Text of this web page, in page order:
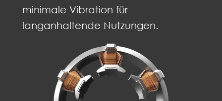
minimale Vibration für
langanhaltende Nutzungen.